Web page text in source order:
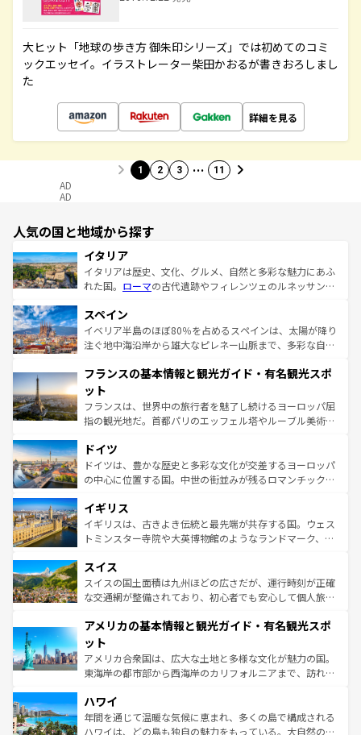
大ヒット「地球の歩き方 御朱印シリーズ」では初めてのコミ
ックエッセイ。イラストレーター柴田かおるが書きおろしまし
た
詳細を見る
1 2 3 … 11
AD
AD
人気の国と地域から探す
イタリア
イタリアは歴史、文化、グルメ、自然と多彩な魅力にあふ
れた国。 ローマの古代遺跡やフィレンツェのルネッサンス
ろん、トスカーナの美しい田園風景やアマルフィ海岸の絶
景など、自然景観も見逃せない。観光の合間には、本場の
ピザやパスタなど、絶品のイタリア料理を堪能することも
ませてくれるイタリアで、忘れられない旅をしてみよう！
なお、新着のイタリア情報は
しい。
スペイン
イベリア半島のほぼ80％を占めるスペインは、太陽が降り
注ぐ地中海沿岸から雄大なピレネー山脈まで、多彩な自然
文化が根付くこの国では、情熱的なフラメンコ、熱気あふ
れる闘牛、そして美味しいタパスが生活の一部となってい
る。首都マドリードの洗練された雰囲気や、バルセロナの
アートに溢れた街角から、地方では古代ローマ遺跡や中世
せる。地方によって風土や気候が異なるスペインはその個
性で訪れる人を魅了する。 なお、新着のスペイン情報は コ
ンテンツ一覧を参照してほしい。
フランスの基本情報と観光ガイド・有名観光スポ
ット
フランスは、世界中の旅行者を魅了し続けるヨーロッパ屈
指の観光地だ。首都パリのエッフェル塔やルーブル美術館
で、幅広い魅力が詰まっている。華麗な宮殿、歴史的な大
聖堂、美しいビーチ、そして豊かな自然が、訪れる者を心
から魅了する。また、フランスは美食の国としても知ら
いる。シャンパンの発祥地であるランス、プロヴァンスの
香り高いラベンダー畑など、多彩な楽しみ方が可能だ。さ
らに、パリ以外の地域にも魅力が溢れており、どの街角に
れる地方に足を運ぶとそれぞれで全く異なる文化を体験で
きるだろう。 なお、新着のフランス情報はコンテンツ一覧
を参照してほしい。
ドイツ
ドイツは、豊かな歴史と多彩な文化が交差するヨーロッパ
の中心に位置する国。中世の街並みが残るロマンチック街
顔を持つこの国は、どこを歩いても飽きることがない。ベ
ルリンの文化的活気、バイエルン州のアルプスの絶景、そ
してライン川沿いのワイン畑といった風景は必見。ビール
は、お酒好きな人にはぜひ体験してほしい。 なお、新着の
ドイツ情報はコンテンツ一覧を参照してほしい。
イギリス
イギリスは、古きよき伝統と最先端が共存する国。ウェス
トミンスター寺院や大英博物館のようなランドマーク、歴
リアごとに異なる魅力がある。また、優雅なアフタヌーン
ティー、ビール好きにはたまらない英国パブ、サッカー観
戦など、本場だからこそできる体験も豊富。イギリスを旅
ンツ一覧を参照してほしい。
スイス
スイスの国土面積は九州ほどの広さだが、運行時刻が正確
な交通網が整備されており、初心者でも安心して個人旅行
の建物がそのまま残る町や、スイスならではのユニークな
博物館もあり、アルプス観光だけでなく町歩きも満喫する
ことができる。国民の所得が高いため物価も高いが、旅行
者向けの交通パス提供のサービスもあり、うまく活用すれ
着のスイス情報は
アメリカの基本情報と観光ガイド・有名観光スポ
ット
アメリカ合衆国は、広大な土地と多様な文化が魅力の国。
東海岸の都市部から西海岸のカリフォルニアまで、訪れる
のような巨大都市は、観光、ショッピング、エンターテイ
ンメントが詰まった刺激的なスポットだ。一方、アメリカ
西部には大自然が広がり、グランドキャニオンやイエロー
ハワイ
年間を通じて温暖な気候に恵まれ、多くの島で構成される
ハワイは、どの島も独自の魅力をもっている。大自然の神